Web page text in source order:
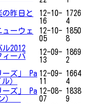
の昨日と
12-10-
16
1726
4
ューウェ
12-10-
05
1850
8
2012
ィーバ
12-09-
13
1869
2
ーズ」 Pa
）
12-09-
11
1664
4
ーズ」 Pa
）
12-08-
07
1838
9